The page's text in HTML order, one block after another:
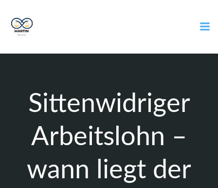
Sittenwidriger
Arbeitslohn –
wann liegt der